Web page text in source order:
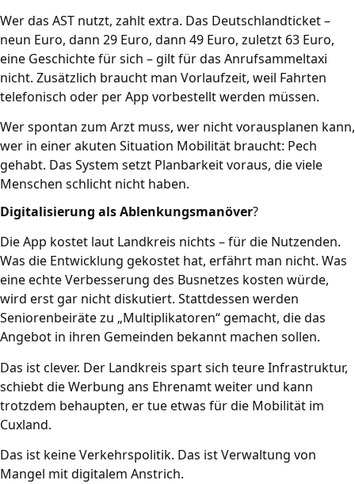
Wer das AST nutzt, zahlt extra. Das Deutschlandticket –
neun Euro, dann 29 Euro, dann 49 Euro, zuletzt 63 Euro,
eine Geschichte für sich – gilt für das Anrufsammeltaxi
nicht. Zusätzlich braucht man Vorlaufzeit, weil Fahrten
telefonisch oder per App vorbestellt werden müssen.
Wer spontan zum Arzt muss, wer nicht vorausplanen kann,
wer in einer akuten Situation Mobilität braucht: Pech
gehabt. Das System setzt Planbarkeit voraus, die viele
Menschen schlicht nicht haben.
Digitalisierung als Ablenkungsmanöver?
Die App kostet laut Landkreis nichts – für die Nutzenden.
Was die Entwicklung gekostet hat, erfährt man nicht. Was
eine echte Verbesserung des Busnetzes kosten würde,
wird erst gar nicht diskutiert. Stattdessen werden
Seniorenbeiräte zu „Multiplikatoren“ gemacht, die das
Angebot in ihren Gemeinden bekannt machen sollen.
Das ist clever. Der Landkreis spart sich teure Infrastruktur,
schiebt die Werbung ans Ehrenamt weiter und kann
trotzdem behaupten, er tue etwas für die Mobilität im
Cuxland.
Das ist keine Verkehrspolitik. Das ist Verwaltung von
Mangel mit digitalem Anstrich.